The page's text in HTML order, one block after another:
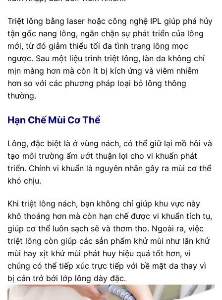
Triệt lông bằng laser hoặc công nghệ IPL giúp phá hủy
tận gốc nang lông, ngăn chặn sự phát triển của lông
mới, từ đó giảm thiểu tối đa tình trạng lông mọc
ngược. Sau một liệu trình triệt lông, làn da không chỉ
mịn màng hơn mà còn ít bị kích ứng và viêm nhiễm
hơn so với các phương pháp loại bỏ lông thông
thường.
Hạn Chế Mùi Cơ Thể
Lông, đặc biệt là ở vùng nách, có thể giữ lại mồ hôi và
tạo môi trường ẩm ướt thuận lợi cho vi khuẩn phát
triển. Chính vi khuẩn là nguyên nhân gây ra mùi cơ thể
khó chịu.
Khi triệt lông nách, bạn không chỉ giúp khu vực này
khô thoáng hơn mà còn hạn chế được vi khuẩn tích tụ,
giúp cơ thể luôn sạch sẽ và thơm tho. Ngoài ra, việc
triệt lông còn giúp các sản phẩm khử mùi như lăn khử
mùi hay xịt khử mùi phát huy hiệu quả tốt hơn, vì
chúng có thể tiếp xúc trực tiếp với bề mặt da thay vì
bị cản trở bởi lớp lông dày đặc.